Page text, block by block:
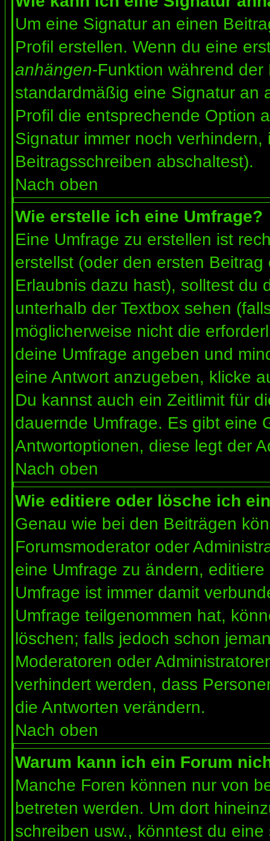
Um eine Signatur an einen
Profil erstellen. Wenn du eine
anhängen-Funktion während
standardmäßig eine Signatur an
Profil die entsprechende Option
Signatur immer noch
Beitragsschreiben abschaltest).
Nach oben
Wie erstelle ich eine Umfrage?
Eine Umfrage zu erstellen ist
erstellst (oder den ersten
Erlaubnis dazu hast), solltest du
unterhalb der Textbox sehen
möglicherweise nicht die
deine Umfrage angeben und
eine Antwort anzugeben, klicke
Du kannst auch ein Zeitlimit für
dauernde Umfrage. Es gibt eine
Antwortoptionen, diese legt der
Nach oben
Wie editiere oder lösche ich
Genau wie bei den Beiträgen
Forumsmoderator oder
eine Umfrage zu ändern,
Umfrage ist immer damit
Umfrage teilgenommen hat,
löschen; falls jedoch schon
Moderatoren oder
verhindert werden, dass
die Antworten verändern.
Nach oben
Warum kann ich ein Forum
Manche Foren können nur von
betreten werden. Um dort
schreiben usw., könntest du